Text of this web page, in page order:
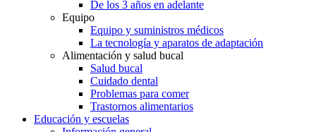
De los 3 años en adelante
Equipo
Equipo y suministros médicos
La tecnología y aparatos de adaptación
Alimentación y salud bucal
Salud bucal
Cuidado dental
Problemas para comer
Trastornos alimentarios
Educación y escuelas